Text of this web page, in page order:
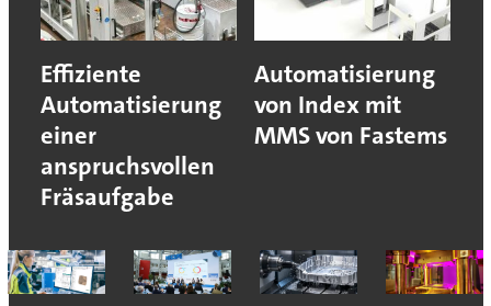
Effiziente
Automatisierung
einer
anspruchsvollen
Fräsaufgabe
Automatisierung
von Index mit
MMS von Fastems